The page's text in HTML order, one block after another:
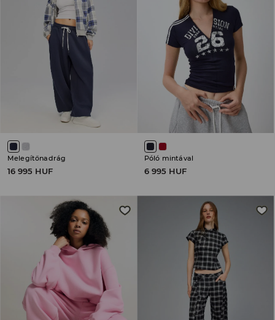
Melegítőnadrág
16 995 HUF
Póló mintával
6 995 HUF